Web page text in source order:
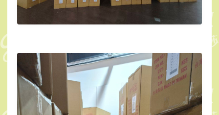
採
購
2763
份
月
兒